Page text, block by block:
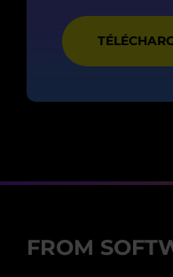
FROM